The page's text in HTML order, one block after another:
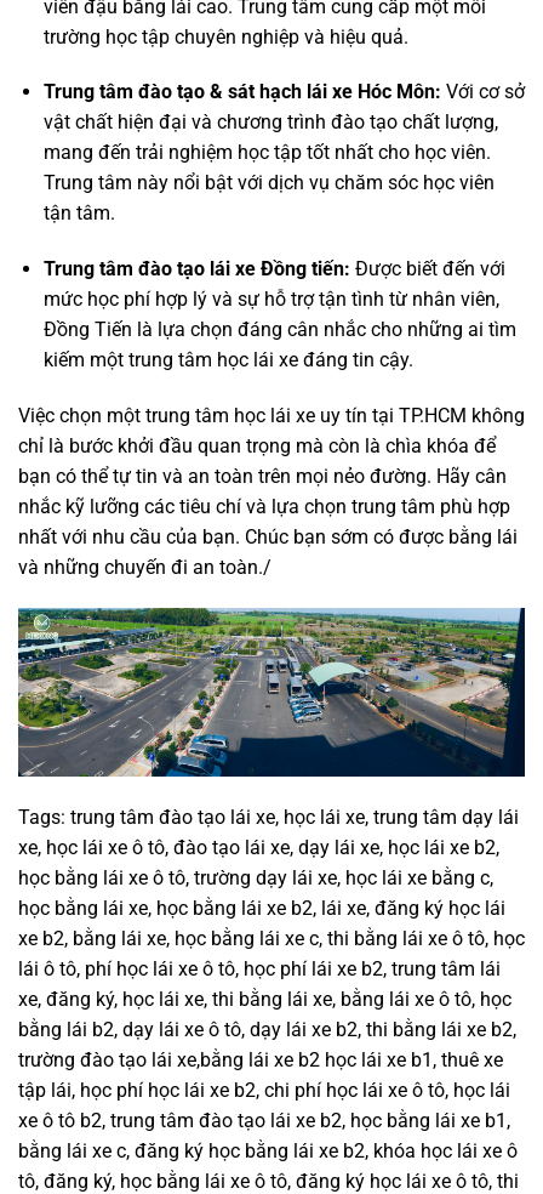
viên đậu bằng lái cao. Trung tâm cung cấp một môi
trường học tập chuyên nghiệp và hiệu quả.
Trung tâm đào tạo & sát hạch lái xe Hóc Môn: Với cơ sở
vật chất hiện đại và chương trình đào tạo chất lượng,
mang đến trải nghiệm học tập tốt nhất cho học viên.
Trung tâm này nổi bật với dịch vụ chăm sóc học viên
tận tâm.
Trung tâm đào tạo lái xe Đồng tiến: Được biết đến với
mức học phí hợp lý và sự hỗ trợ tận tình từ nhân viên,
Đồng Tiến là lựa chọn đáng cân nhắc cho những ai tìm
kiếm một trung tâm học lái xe đáng tin cậy.
Việc chọn một trung tâm học lái xe uy tín tại TP.HCM không
chỉ là bước khởi đầu quan trọng mà còn là chìa khóa để
bạn có thể tự tin và an toàn trên mọi nẻo đường. Hãy cân
nhắc kỹ lưỡng các tiêu chí và lựa chọn trung tâm phù hợp
nhất với nhu cầu của bạn. Chúc bạn sớm có được bằng lái
và những chuyến đi an toàn./
Tags: trung tâm đào tạo lái xe, học lái xe, trung tâm dạy lái
xe, học lái xe ô tô, đào tạo lái xe, dạy lái xe, học lái xe b2,
học bằng lái xe ô tô, trường dạy lái xe, học lái xe bằng c,
học bằng lái xe, học bằng lái xe b2, lái xe, đăng ký học lái
xe b2, bằng lái xe, học bằng lái xe c, thi bằng lái xe ô tô, học
lái ô tô, phí học lái xe ô tô, học phí lái xe b2, trung tâm lái
xe, đăng ký, học lái xe, thi bằng lái xe, bằng lái xe ô tô, học
bằng lái b2, dạy lái xe ô tô, dạy lái xe b2, thi bằng lái xe b2,
trường đào tạo lái xe,bằng lái xe b2 học lái xe b1, thuê xe
tập lái, học phí học lái xe b2, chi phí học lái xe ô tô, học lái
xe ô tô b2, trung tâm đào tạo lái xe b2, học bằng lái xe b1,
bằng lái xe c, đăng ký học bằng lái xe b2, khóa học lái xe ô
tô, đăng ký, học bằng lái xe ô tô, đăng ký học lái xe ô tô, thi